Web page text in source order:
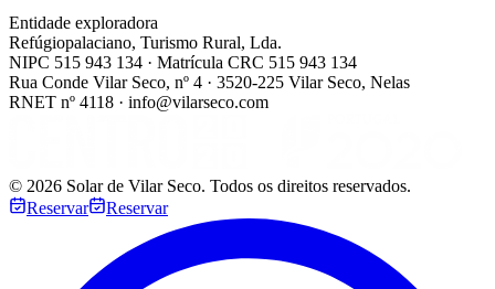
Entidade exploradora
Refúgiopalaciano, Turismo Rural, Lda.
NIPC 515 943 134 · Matrícula CRC 515 943 134
Rua Conde Vilar Seco, nº 4 · 3520-225 Vilar Seco, Nelas
RNET nº 4118 · info@vilarseco.com
© 2026 Solar de Vilar Seco. Todos os direitos reservados.
Reservar
Reservar